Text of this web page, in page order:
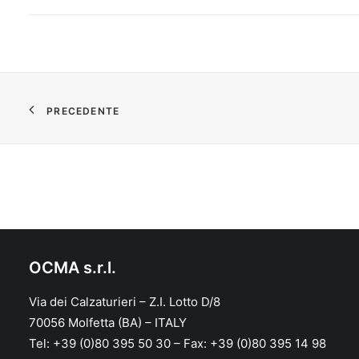
PRECEDENTE
OCMA s.r.l.
Via dei Calzaturieri – Z.I. Lotto D/8
70056 Molfetta (BA) – ITALY
Tel: +39 (0)80 395 50 30 – Fax: +39 (0)80 395 14 98